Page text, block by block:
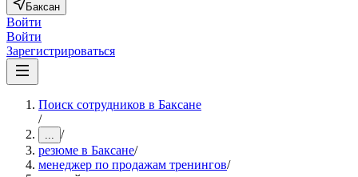
Баксан
Войти
Войти
Зарегистрироваться
Поиск сотрудников в Баксане
/
... /
резюме в Баксане/
менеджер по продажам тренингов/